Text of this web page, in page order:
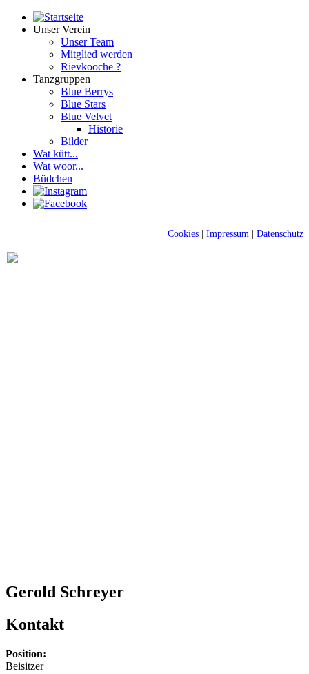
Unser Verein
Unser Team
Mitglied werden
Rievkooche ?
Tanzgruppen
Blue Berrys
Blue Stars
Blue Velvet
Historie
Bilder
Wat kütt...
Wat woor...
Büdchen
Cookies Impressum Datenschutz
Gerold Schreyer
Kontakt
Position:
Beisitzer